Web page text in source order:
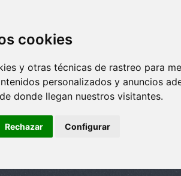
cookies
y otras técnicas de rastreo para
personalizados y anuncios
donde llegan nuestros visitantes.
Rechazar Configurar